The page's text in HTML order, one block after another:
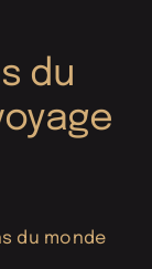
du
du monde